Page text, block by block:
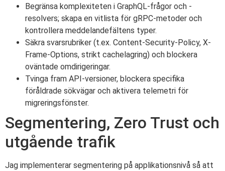
Begränsa komplexiteten i GraphQL-frågor och -
resolvers; skapa en vitlista för gRPC-metoder och
kontrollera meddelandefältens typer.
Säkra svarsrubriker (t.ex. Content-Security-Policy, X-
Frame-Options, strikt cachelagring) och blockera
oväntade omdirigeringar.
Tvinga fram API-versioner, blockera specifika
föråldrade sökvägar och aktivera telemetri för
migreringsfönster.
Segmentering, Zero Trust och
utgående trafik
Jag implementerar segmentering på applikationsnivå så att